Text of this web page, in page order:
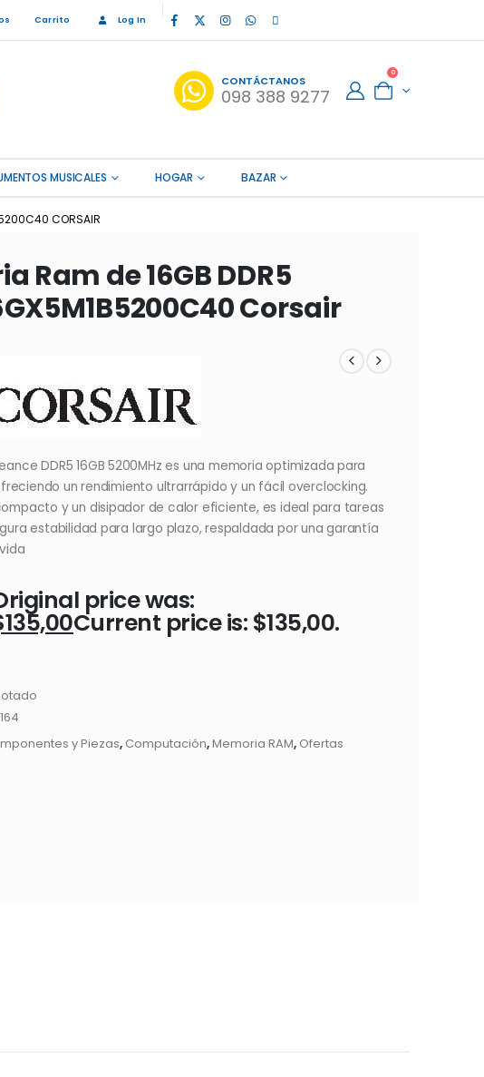
Carrito Log In
CONTÁCTANOS
098 388 9277
0
MUSICALES HOGAR BAZAR
CORSAIR
Ram de 16GB DDR5
Corsair
DDR5 16GB 5200MHz es una memoria optimizada para
un rendimiento ultrarrápido y un fácil overclocking.
y un disipador de calor eficiente, es ideal para tareas
estabilidad para largo plazo, respaldada por una garantía
price was:
135,00Current price is: $135,00.
y Piezas, Computación,Memoria RAM, Ofertas